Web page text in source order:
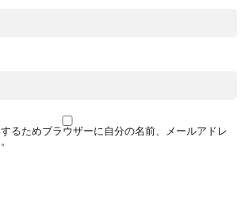
るためブラウザーに自分の名前、メールアドレ